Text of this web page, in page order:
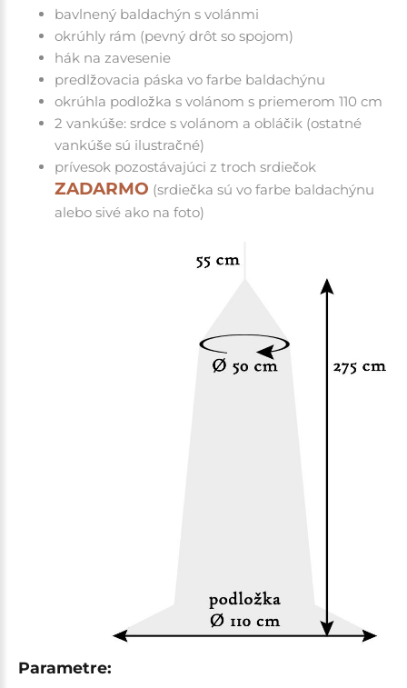
bavlnený baldachýn s volánmi
okrúhly rám (pevný drôt so spojom)
hák na zavesenie
predlžovacia páska vo farbe baldachýnu
okrúhla podložka s volánom s priemerom 110 cm
2 vankúše: srdce s volánom a obláčik (ostatné
vankúše sú ilustračné)
prívesok pozostávajúci z troch srdiečok
ZADARMO (srdiečka sú vo farbe baldachýnu
alebo sivé ako na foto)
Parametre: